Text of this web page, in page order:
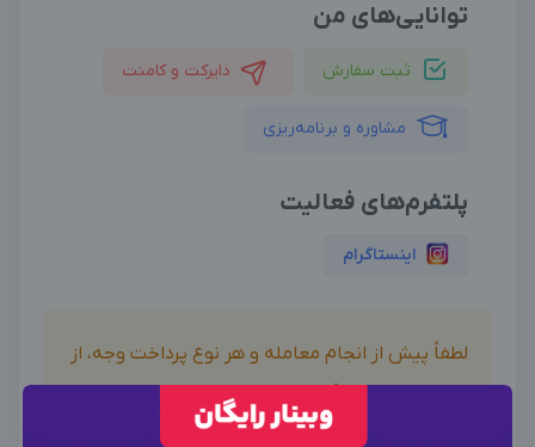
توانایی‌های من
ثبت سفارش دایرکت و کامنت
مشاوره و برنامه‌ریزی
پلتفرم‌های فعالیت
اینستاگرام
لطفاً پیش از انجام معامله و هر نوع پرداخت وجه، از
صحت خدمات ارائه شده، اطمینان حاصل نمایید.
بدیهی است دیدوگرام هیچ نوع مسئولیتی در قبال